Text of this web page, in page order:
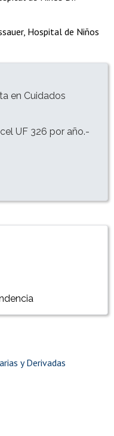
Hospital de Niños
en Cuidados
UF 326 por año.-
y Derivadas